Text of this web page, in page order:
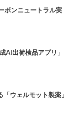
ボンニュートラル実
AI出荷検品アプリ」
ウェルモット製薬」